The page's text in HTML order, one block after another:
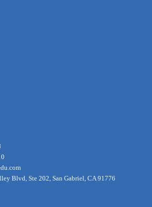
Blvd, Ste 202, San Gabriel, CA 91776